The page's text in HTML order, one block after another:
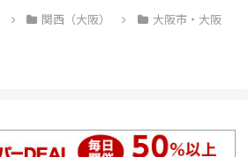
関西（大阪）
大阪市・大阪